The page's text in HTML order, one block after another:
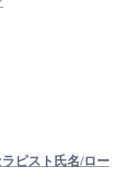
ピスト氏名/ロー